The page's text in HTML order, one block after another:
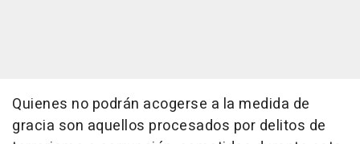
Quienes no podrán acogerse a la medida de
gracia son aquellos procesados por delitos de